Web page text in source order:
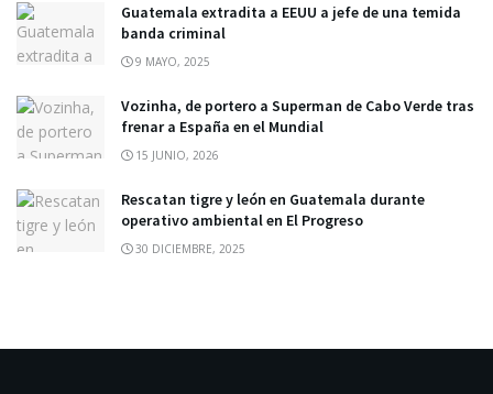
Guatemala extradita a EEUU a jefe de una temida
banda criminal
9 MAYO, 2025
Vozinha, de portero a Superman de Cabo Verde tras
frenar a España en el Mundial
15 JUNIO, 2026
Rescatan tigre y león en Guatemala durante
operativo ambiental en El Progreso
30 DICIEMBRE, 2025